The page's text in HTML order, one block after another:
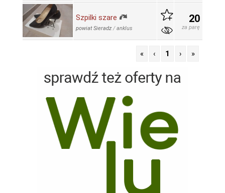
Szpilki szare
powiat Sieradz /anklus
20
za parę
« ‹ 1 › »